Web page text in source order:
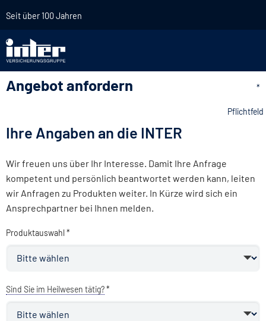
Seit über 100 Jahren
Angebot anfordern *
Pflichtfeld
Ihre Angaben an die INTER
Wir freuen uns über Ihr Interesse. Damit Ihre Anfrage
kompetent und persönlich beantwortet werden kann, leiten
wir Anfragen zu Produkten weiter. In Kürze wird sich ein
Ansprechpartner bei Ihnen melden.
Produktauswahl *
Sind Sie im Heilwesen tätig?*